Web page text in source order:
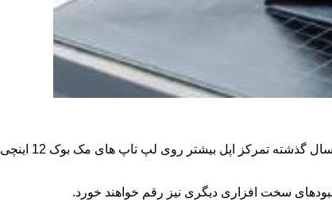
اپل از سال 2015 مک بوک ایر را ارتقا نداده و هواداران این لپ تاپ فوق سبک مشتاقانه منتظر رونمایی از مدل جدید این محصول هستند. طی چند سال گذشته تمرکز اپل بیشتر روی لپ تاپ های مک بوک 12 اینچی